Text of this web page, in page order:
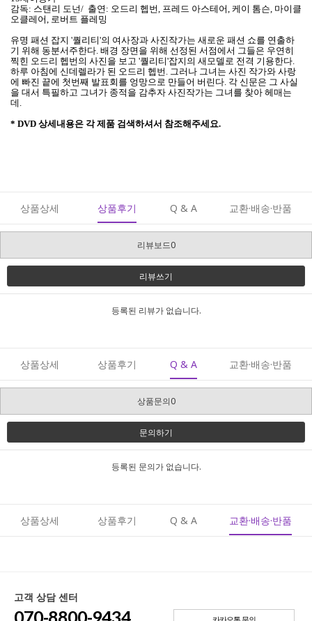
감독: 스탠리 도넌/ 출연: 오드리 헵번, 프레드 아스테어, 케이 톰슨, 마이클
오클레어, 로버트 플레밍
유명 패션 잡지 '퀄리티'의 여사장과 사진작가는 새로운 패션 쇼를 연출하
기 위해 동분서주한다. 배경 장면을 위해 선정된 서점에서 그들은 우연히
찍힌 오드리 헵번의 사진을 보고 '퀄리티'잡지의 새모델로 전격 기용한다.
하루 아침에 신데렐라가 된 오드리 헵번. 그러나 그녀는 사진 작가와 사랑
에 빠진 끝에 첫번째 발표회를 엉망으로 만들어 버린다. 각 신문은 그 사실
을 대서 특필하고 그녀가 종적을 감추자 사진작가는 그녀를 찾아 헤매는
데.
* DVD 상세내용은 각 제품 검색하셔서 참조해주세요.
상품상세 상품후기 Q & A 교환·배송·반품
리뷰보드0
리뷰쓰기
등록된 리뷰가 없습니다.
상품상세 상품후기 Q & A 교환·배송·반품
상품문의0
문의하기
등록된 문의가 없습니다.
상품상세 상품후기 Q & A 교환·배송·반품
고객 상담 센터
070-8800-9434